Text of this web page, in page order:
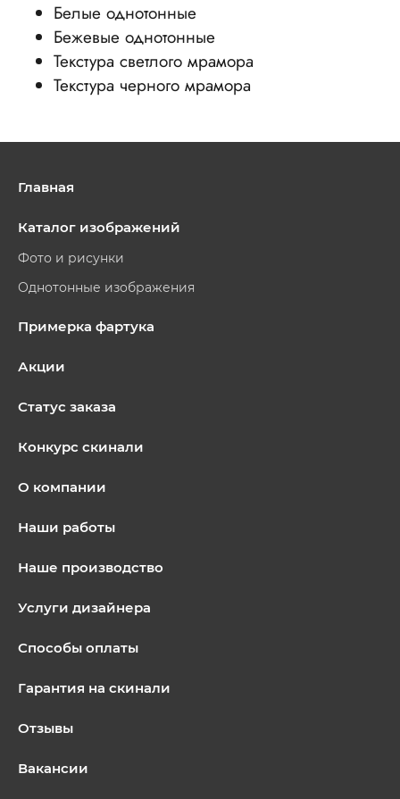
Белые однотонные
Бежевые однотонные
Текстура светлого мрамора
Текстура черного мрамора
Главная
Каталог изображений
Фото и рисунки
Однотонные изображения
Примерка фартука
Акции
Статус заказа
Конкурс скинали
О компании
Наши работы
Наше производство
Услуги дизайнера
Способы оплаты
Гарантия на скинали
Отзывы
Вакансии